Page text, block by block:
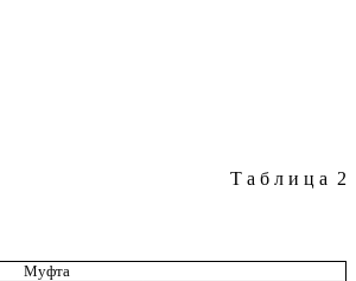
Таблица 2
Муфта